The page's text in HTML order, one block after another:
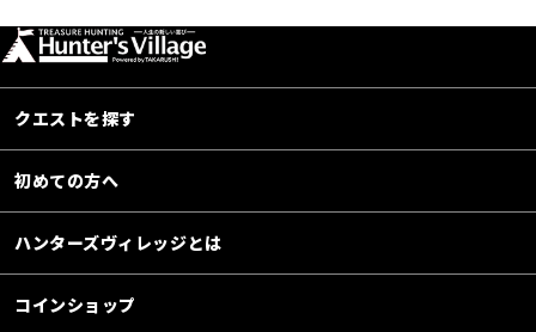
クエストを探す
初めての方へ
ハンターズヴィレッジとは
コインショップ